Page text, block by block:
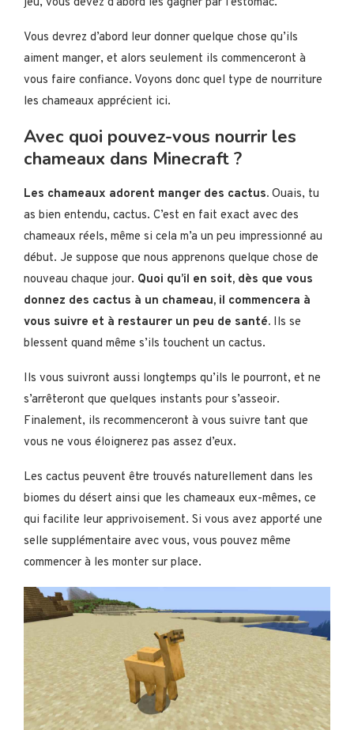
Vous devrez d’abord leur donner quelque chose qu’ils
aiment manger, et alors seulement ils commenceront à
vous faire confiance. Voyons donc quel type de nourriture
les chameaux apprécient ici.
Avec quoi pouvez-vous nourrir les
chameaux dans Minecraft ?
Les chameaux adorent manger des cactus. Ouais, tu
as bien entendu, cactus. C’est en fait exact avec des
chameaux réels, même si cela m’a un peu impressionné au
début. Je suppose que nous apprenons quelque chose de
nouveau chaque jour. Quoi qu’il en soit, dès que vous
donnez des cactus à un chameau, il commencera à
vous suivre et à restaurer un peu de santé. Ils se
blessent quand même s’ils touchent un cactus.
Ils vous suivront aussi longtemps qu’ils le pourront, et ne
s’arrêteront que quelques instants pour s’asseoir.
Finalement, ils recommenceront à vous suivre tant que
vous ne vous éloignerez pas assez d’eux.
Les cactus peuvent être trouvés naturellement dans les
biomes du désert ainsi que les chameaux eux-mêmes, ce
qui facilite leur apprivoisement. Si vous avez apporté une
selle supplémentaire avec vous, vous pouvez même
commencer à les monter sur place.